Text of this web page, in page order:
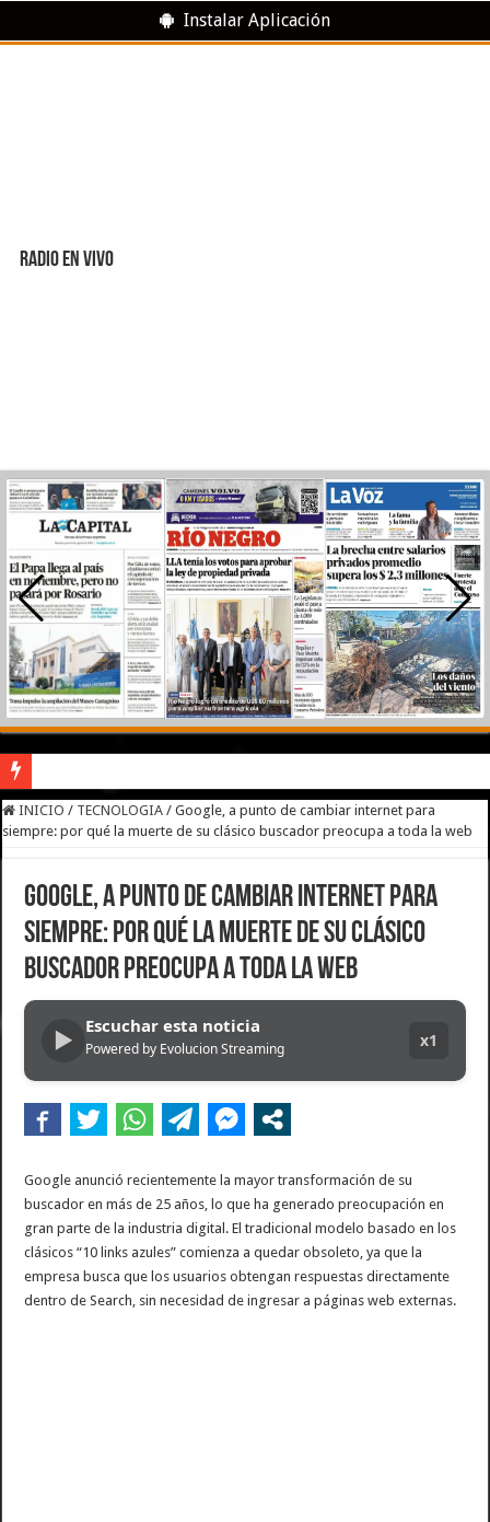
Instalar Aplicación
RADIO EN VIVO
River lo descartó y el pibe Jaime brilla en Peñarol de Montevideo: «¿Nos dieron
Flávio Bolsonaro culpó a Lula da Silva de la crisis con Argentina y a su
Franco Colapinto denunció que fue víctima de un robo en Italia: «Quién
Franco Mastantuono se fue de Real Madrid y en Italia lo recibió una multitud:
Dolor en Chubut: murió el intendente de Gaiman en medio de una operación
Escala el conflicto universitario: los rectores piden a la Justicia que intime al
Pedradas, corridas y detenidos frente al Congreso en la marcha contra la Ley de
La Cámara de Casación confirmó el procesamiento de Julio de Vido y su
INICIO / TECNOLOGIA / Google, a punto de cambiar internet para
siempre: por qué la muerte de su clásico buscador preocupa a toda la web
Google, a punto de cambiar internet para
siempre: por qué la muerte de su clásico
buscador preocupa a toda la web
▶ Escuchar esta noticia
Powered by Evolucion Streaming x1
Google anunció recientemente la mayor transformación de su
buscador en más de 25 años, lo que ha generado preocupación en
gran parte de la industria digital. El tradicional modelo basado en los
clásicos “10 links azules” comienza a quedar obsoleto, ya que la
empresa busca que los usuarios obtengan respuestas directamente
dentro de Search, sin necesidad de ingresar a páginas web externas.